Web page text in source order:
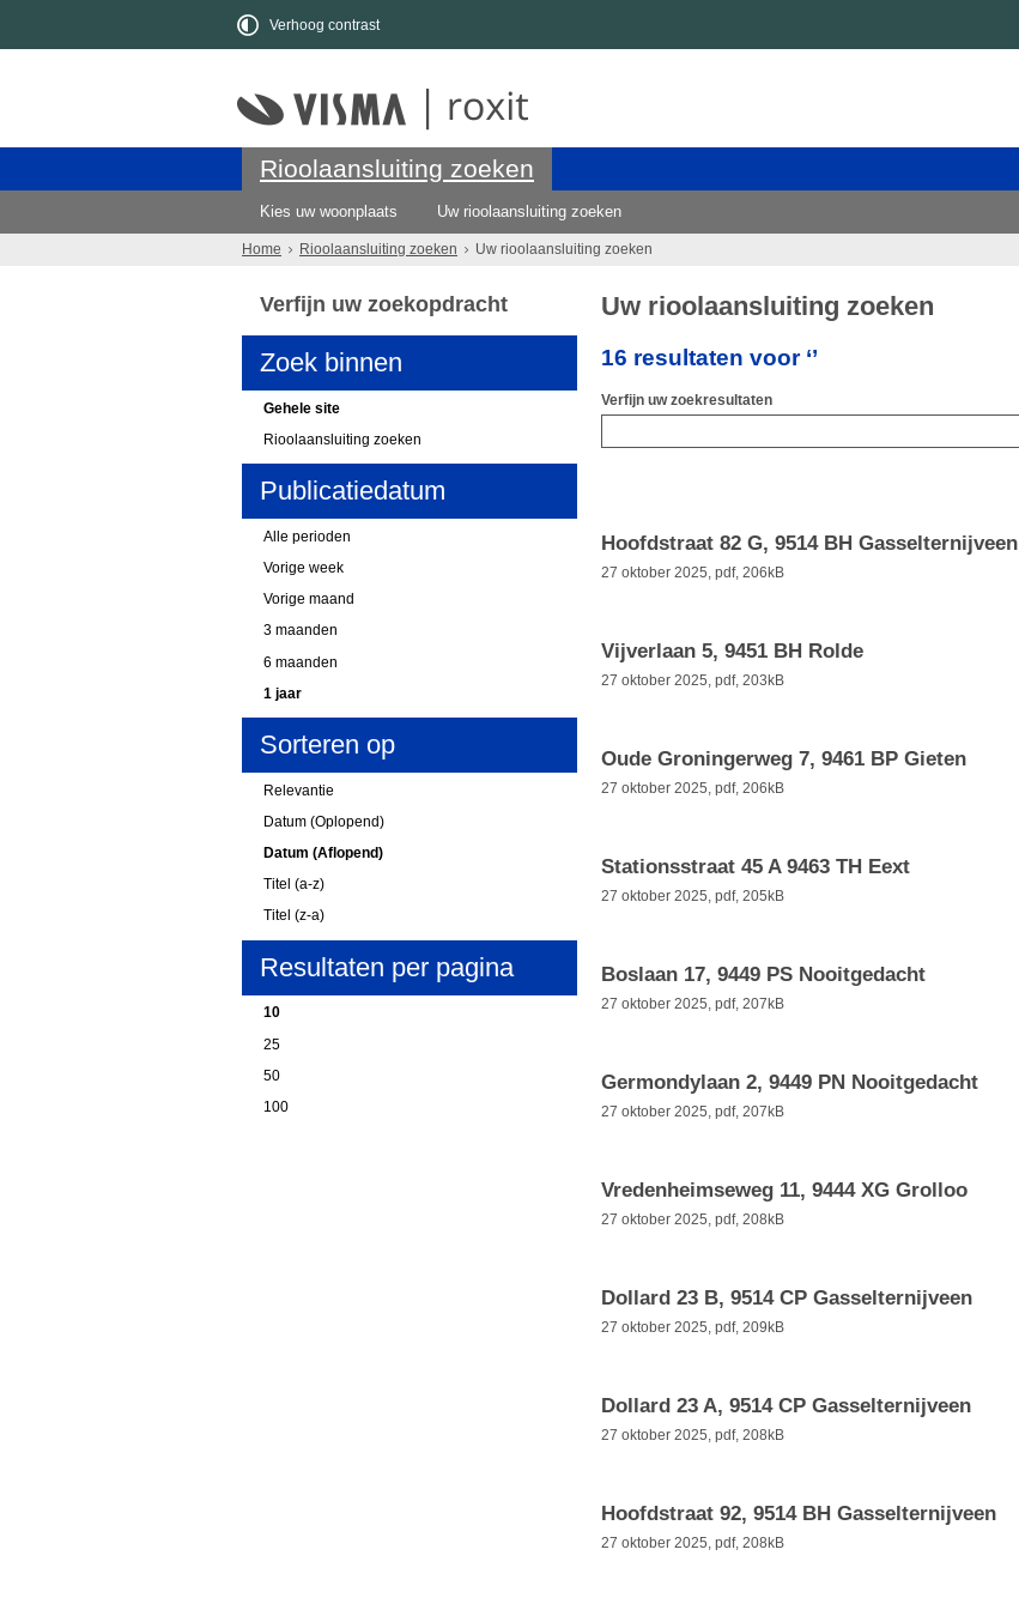
Verhoog contrast
Rioolaansluiting zoeken
Kies uw woonplaats Uw rioolaansluiting zoeken
Home Rioolaansluiting zoeken Uw rioolaansluiting zoeken
Uw rioolaansluiting zoeken
16 resultaten voor ‘’
Verfijn uw zoekresultaten
Hoofdstraat 82 G, 9514 BH Gasselternijveen
27 oktober 2025, pdf, 206kB
Vijverlaan 5, 9451 BH Rolde
27 oktober 2025, pdf, 203kB
Oude Groningerweg 7, 9461 BP Gieten
27 oktober 2025, pdf, 206kB
Stationsstraat 45 A 9463 TH Eext
27 oktober 2025, pdf, 205kB
Boslaan 17, 9449 PS Nooitgedacht
27 oktober 2025, pdf, 207kB
Germondylaan 2, 9449 PN Nooitgedacht
27 oktober 2025, pdf, 207kB
Vredenheimseweg 11, 9444 XG Grolloo
27 oktober 2025, pdf, 208kB
Dollard 23 B, 9514 CP Gasselternijveen
27 oktober 2025, pdf, 209kB
Dollard 23 A, 9514 CP Gasselternijveen
27 oktober 2025, pdf, 208kB
Hoofdstraat 92, 9514 BH Gasselternijveen
27 oktober 2025, pdf, 208kB
Verfijn uw zoekopdracht
Zoek binnen
Gehele site
Rioolaansluiting zoeken
Publicatiedatum
Alle perioden
Vorige week
Vorige maand
3 maanden
6 maanden
1 jaar
Sorteren op
Relevantie
Datum (Oplopend)
Datum (Aflopend)
Titel (a-z)
Titel (z-a)
Resultaten per pagina
10
25
50
100